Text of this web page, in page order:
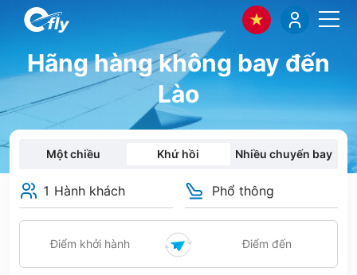
Hãng hàng không bay đến
Lào
Một chiều Khứ hồi Nhiều chuyến bay
1 Hành khách Phổ thông